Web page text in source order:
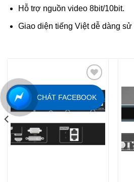
Hỗ trợ nguồn video 8bit/10bit.
Giao diện tiếng Việt dễ dàng sử
CHÁT FACEBOOK